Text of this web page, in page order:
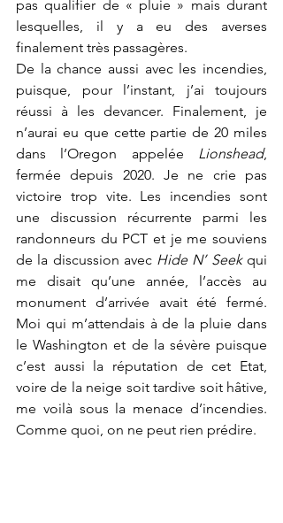
pas qualifier de « pluie » mais durant
lesquelles, il y a eu des averses
finalement très passagères.
De la chance aussi avec les incendies,
puisque, pour l’instant, j’ai toujours
réussi à les devancer. Finalement, je
n’aurai eu que cette partie de 20 miles
dans l’Oregon appelée
Lionshead,
fermée depuis 2020. Je ne crie pas
victoire trop vite. Les incendies sont
une discussion récurrente parmi les
randonneurs du PCT et je me souviens
de la discussion avec Hide N’ Seek qui
me disait qu’une année, l’accès au
monument d’arrivée avait été fermé.
Moi qui m’attendais à de la pluie dans
le Washington et de la sévère puisque
c’est aussi la réputation de cet Etat,
voire de la neige soit tardive soit hâtive,
me voilà sous la menace d’incendies.
Comme quoi, on ne peut rien prédire.